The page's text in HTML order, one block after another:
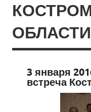
ОБЛАСТИ
3 января
встреча